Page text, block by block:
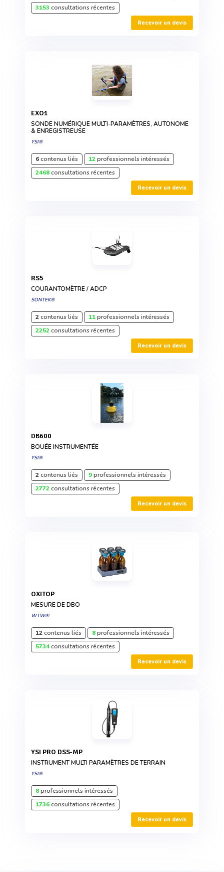
3153 consultations récentes
Recevoir un devis
EXO1
SONDE NUMÉRIQUE MULTI-PARAMÈTRES, AUTONOME
& ENREGISTREUSE
YSI®
6contenus liés 12professionnels intéressés
2468consultations récentes
Recevoir un devis
RS5
COURANTOMÈTRE / ADCP
SONTEK®
2contenus liés 11professionnels intéressés
2252consultations récentes
Recevoir un devis
DB600
BOUÉE INSTRUMENTÉE
YSI®
2contenus liés 9professionnels intéressés
2772consultations récentes
Recevoir un devis
OXITOP
MESURE DE DBO
WTW®
12contenus liés 8professionnels intéressés
5734consultations récentes
Recevoir un devis
YSI PRO DSS-MP
INSTRUMENT MULTI PARAMÈTRES DE TERRAIN
YSI®
8professionnels intéressés
1736consultations récentes
Recevoir un devis